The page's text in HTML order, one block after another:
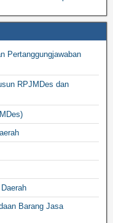
Pertanggungjawaban
RPJMDes dan
Barang Jasa